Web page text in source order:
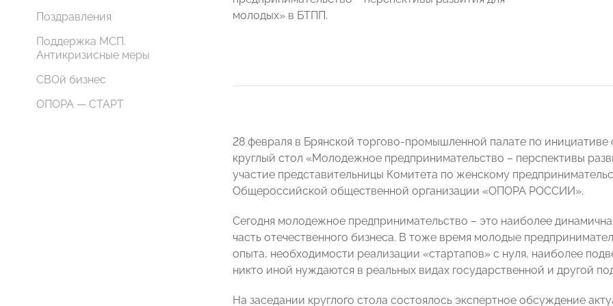
Поздравления
Поддержка МСП.
Антикризисные меры
СВОй бизнес
ОПОРА — СТАРТ
молодых» в БТПП.
28 февраля в Брянской торгово-промышленной палате по инициативе
круглый стол «Молодежное предпринимательство – перспективы
участие представительницы Комитета по женскому
Общероссийской общественной организации «ОПОРА РОССИИ».
Сегодня молодежное предпринимательство – это наиболее
часть отечественного бизнеса. В тоже время молодые
опыта, необходимости реализации «стартапов» с нуля, наиболее
никто иной нуждаются в реальных видах государственной и другой
На заседании круглого стола состоялось экспертное обсуждение